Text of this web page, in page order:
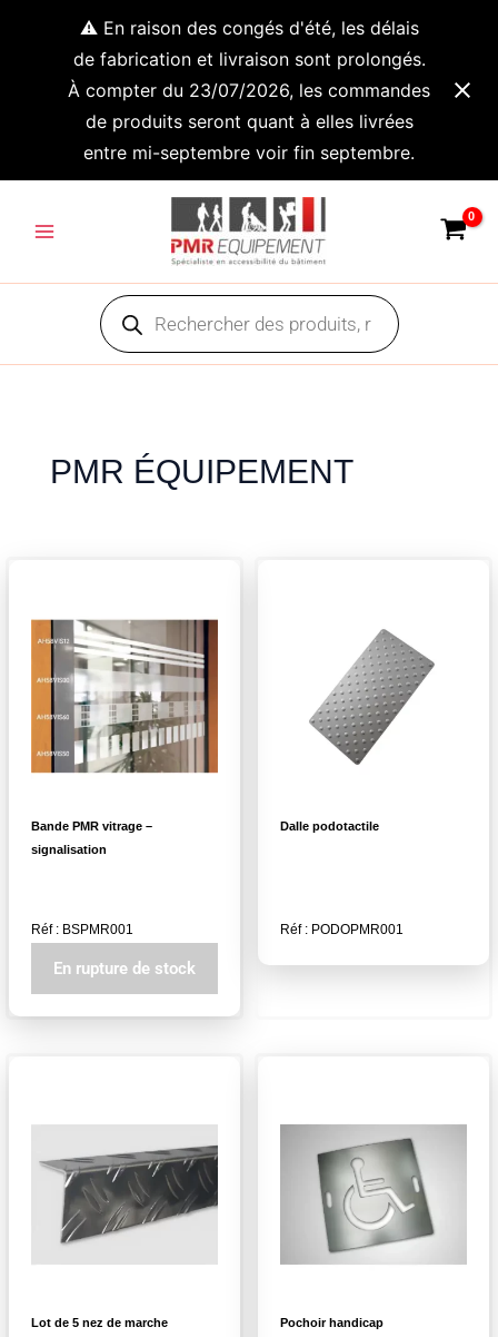
⚠️ En raison des congés d'été, les délais
de fabrication et livraison sont prolongés.
À compter du 23/07/2026, les commandes
de produits seront quant à elles livrées
entre mi-septembre voir fin septembre.
Menu
Recherche
de
produits
PMR ÉQUIPEMENT
Bande PMR vitrage –
signalisation
Réf : BSPMR001
En rupture de stock
Dalle podotactile
Réf : PODOPMR001
Lot de 5 nez de marche
Pochoir handicap